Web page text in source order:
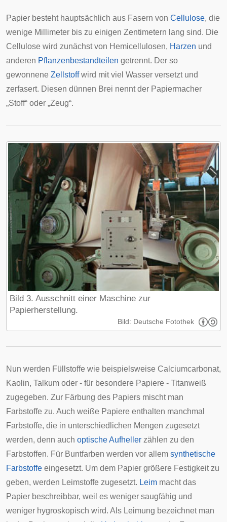
Papier besteht hauptsächlich aus Fasern von Cellulose, die
wenige Millimeter bis zu einigen Zentimetern lang sind. Die
Cellulose wird zunächst von Hemicellulosen, Harzen und
anderen Pflanzenbestandteilen getrennt. Der so
gewonnene Zellstoffwird mit viel Wasser versetzt und
zerfasert. Diesen dünnen Brei nennt der Papiermacher
„Stoff“ oder „Zeug“.
Bild 3. Ausschnitt einer Maschine zur
Papierherstellung.
Bild: Deutsche Fotothek
Nun werden Füllstoffe wie beispielsweise Calciumcarbonat,
Kaolin, Talkum oder - für besondere Papiere - Titanweiß
zugegeben. Zur Färbung des Papiers mischt man
Farbstoffe zu. Auch weiße Papiere enthalten manchmal
Farbstoffe, die in unterschiedlichen Mengen zugesetzt
werden, denn auch optische Aufheller zählen zu den
Farbstoffen. Für Buntfarben werden vor allem synthetische
Farbstoffe eingesetzt. Um dem Papier größere Festigkeit zu
geben, werden Leimstoffe zugesetzt. Leim macht das
Papier beschreibbar, weil es weniger saugfähig und
weniger hygroskopisch wird. Als Leimung bezeichnet man